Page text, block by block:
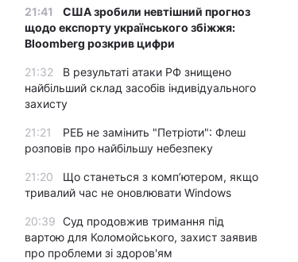
21:41
США зробили невтішний прогноз
щодо експорту українського збіжжя:
Bloomberg розкрив цифри
21:32
В результаті атаки РФ знищено
найбільший склад засобів індивідуального
захисту
21:21
РЕБ не замінить "Петріоти": Флеш
розповів про найбільшу небезпеку
21:20
Що станеться з комп’ютером, якщо
тривалий час не оновлювати Windows
20:39 Суд продовжив тримання під
вартою для Коломойського, захист заявив
про проблеми зі здоров'ям